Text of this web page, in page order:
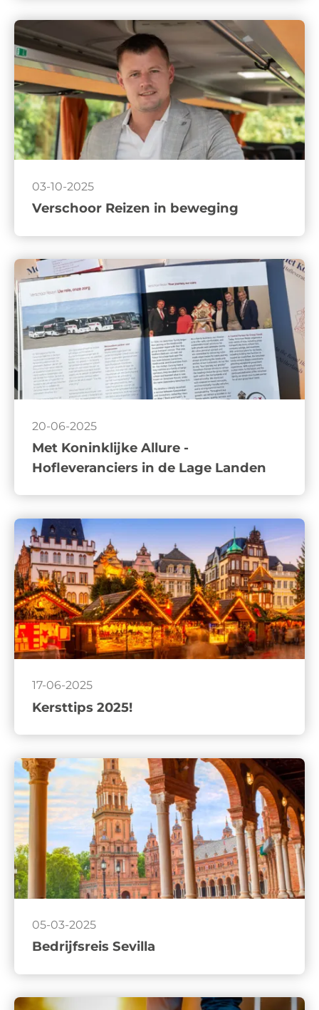
03-10-2025
Verschoor Reizen in beweging
20-06-2025
Met Koninklijke Allure -
Hofleveranciers in de Lage Landen
17-06-2025
Kersttips 2025!
05-03-2025
Bedrijfsreis Sevilla